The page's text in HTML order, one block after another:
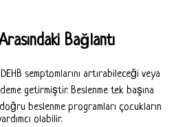
Bağlantı
semptomlarını artırabileceği veya
getirmiştir. Beslenme tek başına
beslenme programları çocukların
olabilir.